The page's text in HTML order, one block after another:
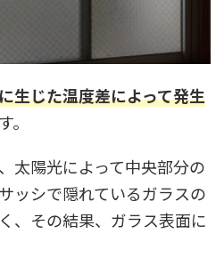
生じた温度差によって発生
。
太陽光によって中央部分の
ッシで隠れているガラスの
、その結果、ガラス表面に